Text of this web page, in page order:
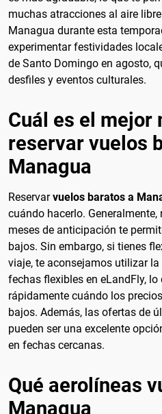
muchas atracciones al aire
Managua durante esta
experimentar festividades
de Santo Domingo en agosto,
desfiles y eventos culturales.
Cuál es el mejor
reservar vuelos
Managua
Reservarvuelos baratos a
cuándo hacerlo.
meses de anticipación te
bajos. Sin embargo, si tienes
viaje, te aconsejamos utilizar
fechas flexibles en eLandFly,
rápidamente cuándo los
bajos. Además, las ofertas de
pueden ser una excelente
en fechas cercanas.
Qué aerolíneas
Managua